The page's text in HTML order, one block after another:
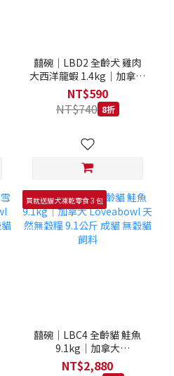
囍碗｜LBD2 全齡犬 雞肉
大西洋龍蝦 1.4kg｜加拿大
Loveabowl 天然無穀糧
1.4公斤 成犬 無穀狗飼料
NT$590
NT$740 8折
買就送貓犬凍乾零食３包
囍碗｜LBC4 全齡貓 鮭魚
9.1kg｜加拿大
Loveabowl 天然無穀糧
NT$2,880